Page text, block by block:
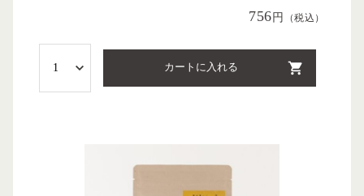
756 円 （税込）
カートに入れる